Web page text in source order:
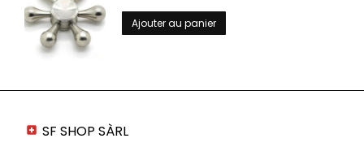
Ajouter au panier
SF SHOP SÀRL